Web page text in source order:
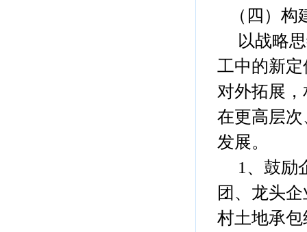
（四）构
以战略思
工中的新定
对外拓展
在更高层
发展。
1、鼓励
团、龙头
村土地承